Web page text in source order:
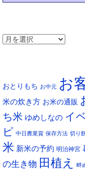
ア
おとりもち お中元 お
米の炊き方 お米の通販
ち米 ゆめしなの イ
ピ 中日農業賞 保存方法 切り
米 新米の予約 明治神宮
の生き物 田植え 畔